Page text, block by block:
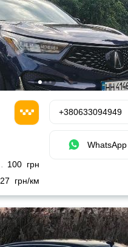
100 грн
27 грн/км
+380633094949
WhatsApp